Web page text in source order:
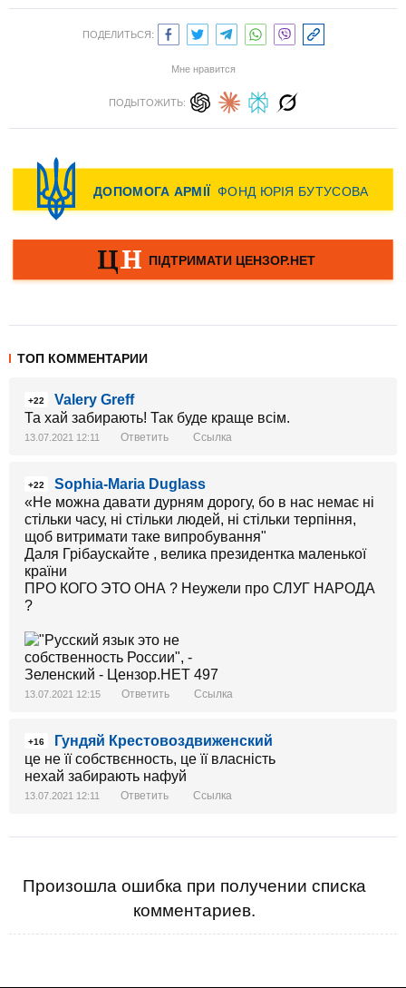
ПОДЕЛИТЬСЯ:
Мне нравится
ПОДЫТОЖИТЬ:
ТОП КОММЕНТАРИИ
+22
Valery Greff
Та хай забирають! Так буде краще всім.
13.07.2021 12:11 Ответить Ссылка
+22
Sophia-Maria Duglass
«Не можна давати дурням дорогу, бо в нас немає ні
стільки часу, ні стільки людей, ні стільки терпіння,
щоб витримати таке випробування"
Даля Грібаускайте , велика президентка маленької
країни
ПРО КОГО ЭТО ОНА ? Неужели про СЛУГ НАРОДА
?
13.07.2021 12:15 Ответить Ссылка
+16
Гундяй Крестовоздвиженский
це не її собствєнность, це її власність
нехай забирають нафуй
13.07.2021 12:11 Ответить Ссылка
Произошла ошибка при получении списка
комментариев.